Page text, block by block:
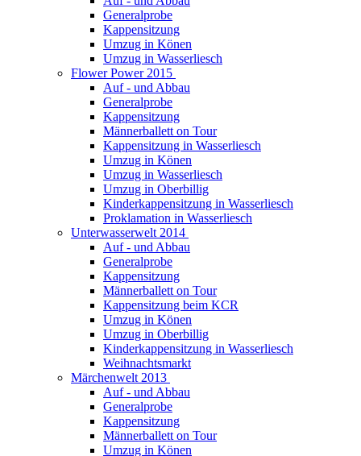
Generalprobe
Kappensitzung
Umzug in Könen
Umzug in Wasserliesch
Flower Power 2015
Auf - und Abbau
Generalprobe
Kappensitzung
Männerballett on Tour
Kappensitzung in Wasserliesch
Umzug in Könen
Umzug in Wasserliesch
Umzug in Oberbillig
Kinderkappensitzung in Wasserliesch
Proklamation in Wasserliesch
Unterwasserwelt 2014
Auf - und Abbau
Generalprobe
Kappensitzung
Männerballett on Tour
Kappensitzung beim KCR
Umzug in Könen
Umzug in Oberbillig
Kinderkappensitzung in Wasserliesch
Weihnachtsmarkt
Märchenwelt 2013
Auf - und Abbau
Generalprobe
Kappensitzung
Männerballett on Tour
Umzug in Könen